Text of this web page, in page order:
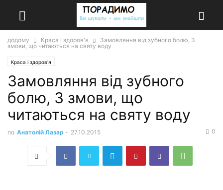
додому Краса і здоров'я
Замовляння від зубного болю, 3
змови, що читаються на святу воду
Краса і здоров'я
Замовляння від зубного
болю, 3 змови, що
читаються на святу воду
по Анатолій Лазар - 27.10.2015 0